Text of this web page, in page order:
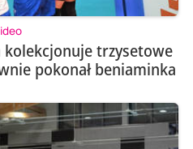
kolekcjonuje trzysetowe
pokonał beniaminka